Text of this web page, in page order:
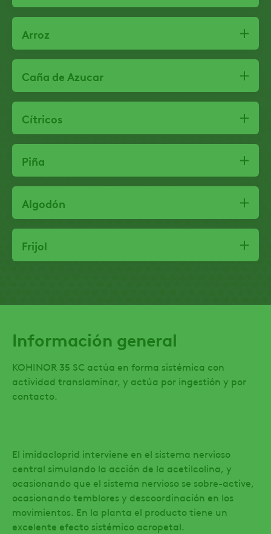
Información general
KOHINOR 35 SC actúa en forma sistémica con
actividad translaminar, y actúa por ingestión y por
contacto.
El imidacloprid interviene en el sistema nervioso
central simulando la acción de la acetilcolina, y
ocasionando que el sistema nervioso se sobre-active,
ocasionando temblores y descoordinación en los
movimientos. En la planta el producto tiene un
excelente efecto sistémico acropetal.
Arroz
Caña de Azucar
Cítricos
Piña
Algodón
Frijol